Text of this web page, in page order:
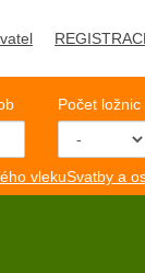
Počet ložnic
vlekuSvatby a